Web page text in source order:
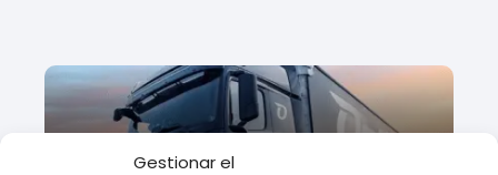
Gestionar el